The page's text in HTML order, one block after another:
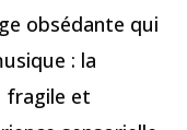
obsédante qui
: la
fragile et